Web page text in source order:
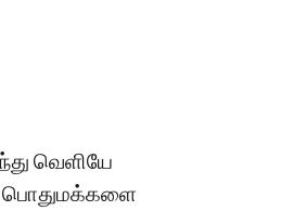
வெளியே
பொதுமக்களை